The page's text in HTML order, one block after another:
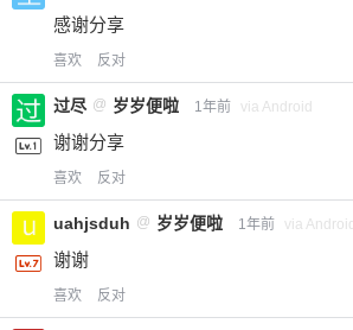
感谢分享
喜欢 反对
过尽 @ 岁岁便啦 1年前 via Android
谢谢分享
喜欢 反对
uahjsduh @ 岁岁便啦 1年前 via Android
谢谢
喜欢 反对